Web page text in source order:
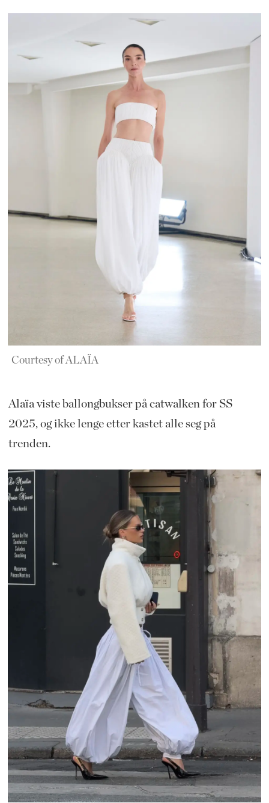
Courtesy of ALAÏA
Alaïa viste ballongbukser på catwalken for SS
2025, og ikke lenge etter kastet alle seg på
trenden.